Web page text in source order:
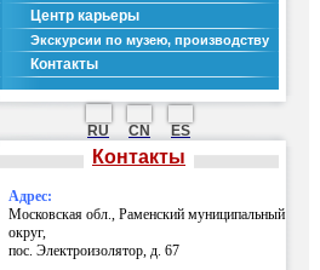
Центр карьеры
Экскурсии по музею, производству
Контакты
RU CN ES
Контакты
Адрес:
Московская обл., Раменский муниципальный
округ,
пос. Электроизолятор, д. 67